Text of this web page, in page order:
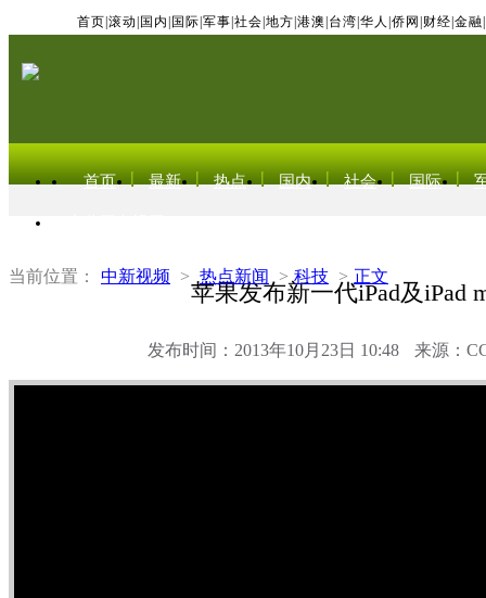
首页 滚动 国内 国际 军事 社会 地方 港澳 台湾 华人 侨网 财经 金融
首页 最新 热点 国内 社会 国际
当前位置： 中新视频 > 热点新闻 > 科技 > 正文
苹果发布新一代iPad及iPad
发布时间：2013年10月23日 10:48 来源：